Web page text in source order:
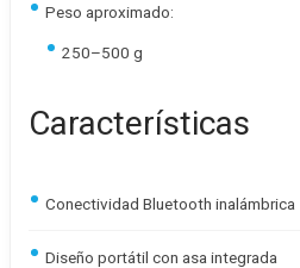
Peso aproximado:
250–500 g
Características
Conectividad Bluetooth inalámbrica
Diseño portátil con asa integrada